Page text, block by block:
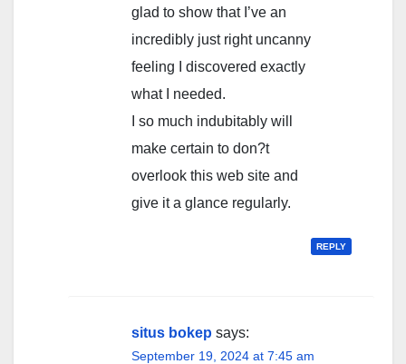
glad to show that I’ve an
incredibly just right uncanny
feeling I discovered exactly
what I needed.
I so much indubitably will
make certain to don?t
overlook this web site and
give it a glance regularly.
REPLY
situs bokep says:
September 19, 2024 at 7:45 am